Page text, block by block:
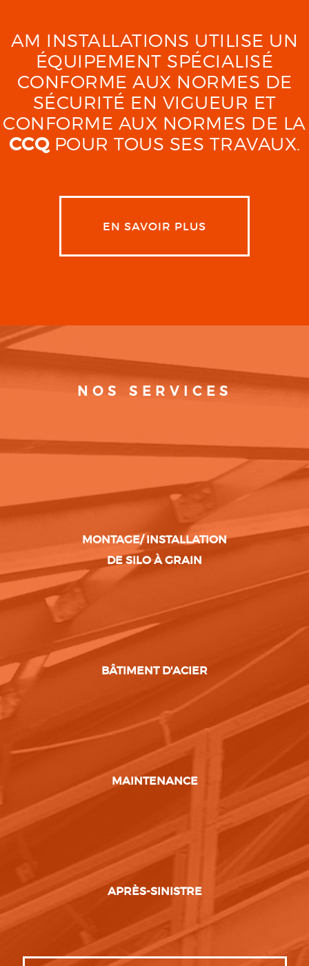
AM INSTALLATIONS UTILISE UN
ÉQUIPEMENT SPÉCIALISÉ
CONFORME AUX NORMES DE
SÉCURITÉ EN VIGUEUR ET
CONFORME AUX NORMES DE LA
CCQPOUR TOUS SES TRAVAUX.
EN SAVOIR PLUS
NOS SERVICES
MONTAGE/ INSTALLATION
DE SILO À GRAIN
BÂTIMENT D'ACIER
MAINTENANCE
APRÈS-SINISTRE